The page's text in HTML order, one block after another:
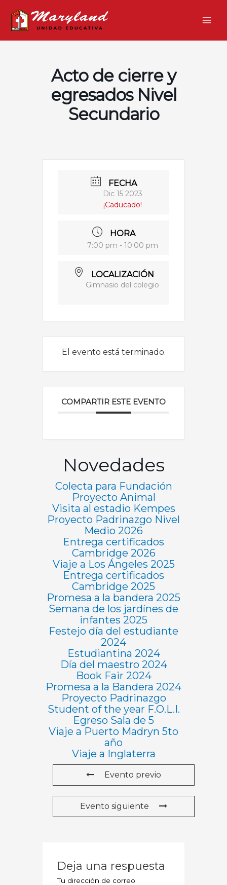
contenido
Acto de cierre y
egresados Nivel
Secundario
FECHA
Dic 15 2023
¡Caducado!
HORA
7:00 pm - 10:00 pm
LOCALIZACIÓN
Gimnasio del colegio
El evento está terminado.
COMPARTIR ESTE EVENTO
Novedades
Colecta para Fundación
Proyecto Animal
Visita al estadio Kempes
Proyecto Padrinazgo Nivel
Medio 2026
Entrega certificados
Cambridge 2026
Viaje a Los Ángeles 2025
Entrega certificados
Cambridge 2025
Promesa a la bandera 2025
Semana de los jardínes de
infantes 2025
Festejo día del estudiante
2024
Estudiantina 2024
Día del maestro 2024
Book Fair 2024
Promesa a la Bandera 2024
Proyecto Padrinazgo
Student of the year F.O.L.I.
Egreso Sala de 5
Viaje a Puerto Madryn 5to
año
Viaje a Inglaterra
Evento previo
Evento siguiente
Deja una respuesta
Tu dirección de correo